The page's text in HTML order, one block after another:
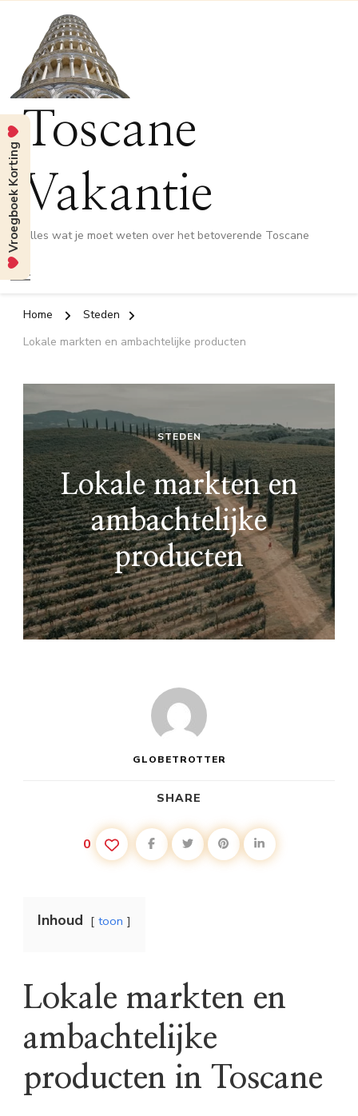
Toscane
Vakantie
Alles wat je moet weten over het betoverende Toscane
Home
Steden
Lokale markten en ambachtelijke producten
STEDEN
Lokale markten en
ambachtelijke
producten
GLOBETROTTER
SHARE
0
Inhoud toon
Lokale markten en
ambachtelijke
producten in Toscane
Vroegboek Korting